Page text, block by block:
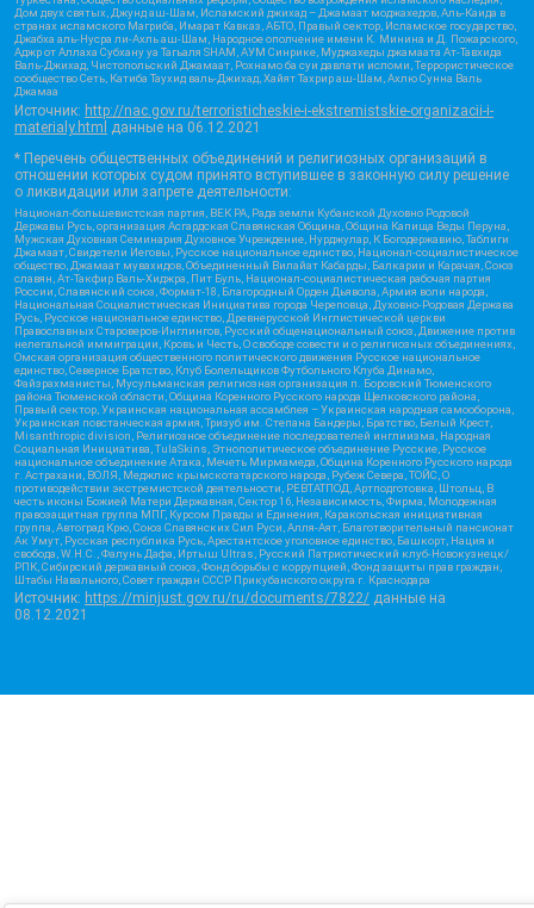
Дом двух святых, Джунд аш-Шам, Исламский джихад – Джамаат моджахедов, Аль-Каида в
странах исламского Магриба, Имарат Кавказ, АБТО, Правый сектор, Исламское государство,
Джабха аль-Нусра ли-Ахль аш-Шам, Народное ополчение имени К. Минина и Д. Пожарского,
Аджр от Аллаха Субхану уа Тагьаля SHAM, АУМ Синрике, Муджахеды джамаата Ат-Тавхида
Валь-Джихад, Чистопольский Джамаат, Рохнамо ба суи давлати исломи, Террористическое
сообщество Сеть, Катиба Таухид валь-Джихад, Хайят Тахрир аш-Шам, Ахлю Сунна Валь
Джамаа
Источник: http://nac.gov.ru/terroristicheskie-i-ekstremistskie-organizacii-i-
materialy.html данные на 06.12.2021
* Перечень общественных объединений и религиозных организаций в
отношении которых судом принято вступившее в законную силу решение
о ликвидации или запрете деятельности:
Национал-большевистская партия, ВЕК РА, Рада земли Кубанской Духовно Родовой
Державы Русь, организация Асгардская Славянская Община, Община Капища Веды Перуна,
Мужская Духовная Семинария Духовное Учреждение, Нурджулар, К Богодержавию, Таблиги
Джамаат, Свидетели Иеговы, Русское национальное единство, Национал-социалистическое
общество, Джамаат мувахидов, Объединенный Вилайат Кабарды, Балкарии и Карачая, Союз
славян, Ат-Такфир Валь-Хиджра, Пит Буль, Национал-социалистическая рабочая партия
России, Славянский союз, Формат-18, Благородный Орден Дьявола, Армия воли народа,
Национальная Социалистическая Инициатива города Череповца, Духовно-Родовая Держава
Русь, Русское национальное единство, Древнерусской Инглистической церкви
Православных Староверов-Инглингов, Русский общенациональный союз, Движение против
нелегальной иммиграции, Кровь и Честь, О свободе совести и о религиозных объединениях,
Омская организация общественного политического движения Русское национальное
единство, Северное Братство, Клуб Болельщиков Футбольного Клуба Динамо,
Файзрахманисты, Мусульманская религиозная организация п. Боровский Тюменского
района Тюменской области, Община Коренного Русского народа Щелковского района,
Правый сектор, Украинская национальная ассамблея – Украинская народная самооборона,
Украинская повстанческая армия, Тризуб им. Степана Бандеры, Братство, Белый Крест,
Misanthropic division, Религиозное объединение последователей инглиизма, Народная
Социальная Инициатива, TulaSkins, Этнополитическое объединение Русские, Русское
национальное объединение Атака, Мечеть Мирмамеда, Община Коренного Русского народа
г. Астрахани, ВОЛЯ, Меджлис крымскотатарского народа, Рубеж Севера, ТОЙС, О
противодействии экстремистской деятельности, РЕВТАТПОД, Артподготовка, Штольц, В
честь иконы Божией Матери Державная, Сектор 16, Независимость, Фирма, Молодежная
правозащитная группа МПГ, Курсом Правды и Единения, Каракольская инициативная
группа, Автоград Крю, Союз Славянских Сил Руси, Алля-Аят, Благотворительный пансионат
Ак Умут, Русская республика Русь, Арестантское уголовное единство, Башкорт, Нация и
свобода, W.H.С., Фалунь Дафа, Иртыш Ultras, Русский Патриотический клуб-Новокузнецк/
РПК, Сибирский державный союз, Фонд борьбы с коррупцией, Фонд защиты прав граждан,
Штабы Навального, Совет граждан СССР Прикубанского округа г. Краснодара
Источник: https://minjust.gov.ru/ru/documents/7822/ данные на
08.12.2021